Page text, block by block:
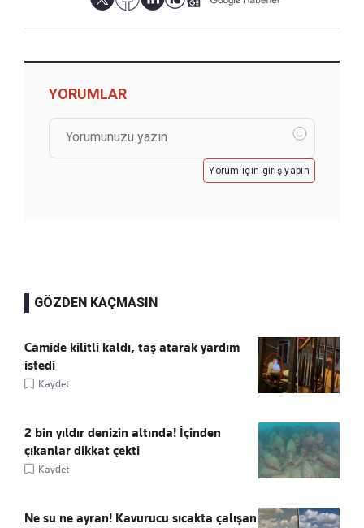
YORUMLAR
Yorum için giriş yapın
GÖZDEN KAÇMASIN
Camide kilitli kaldı, taş atarak yardım
istedi
Kaydet
2 bin yıldır denizin altında! İçinden
çıkanlar dikkat çekti
Kaydet
Ne su ne ayran! Kavurucu sıcakta çalışan